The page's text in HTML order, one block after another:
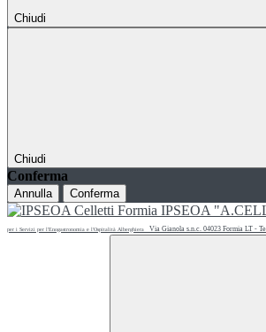
Chiudi
Chiudi
Conferma
Annulla Conferma
IPSEOA
per i Servizi per l'Enogastronomia e l'Ospitalità Alberghiera Via Gianola s.n.c. 04023 Formia LT -